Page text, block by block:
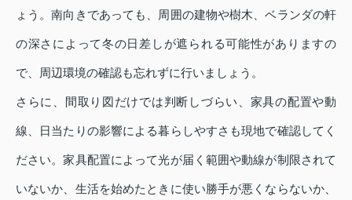
ょう。南向きであっても、周囲の建物や樹木、ベランダの軒
の深さによって冬の日差しが遮られる可能性がありますの
で、周辺環境の確認も忘れずに行いましょう。
さらに、間取り図だけでは判断しづらい、家具の配置や動
線、日当たりの影響による暮らしやすさも現地で確認してく
ださい。家具配置によって光が届く範囲や動線が制限されて
いないか、生活を始めたときに使い勝手が悪くならないか、